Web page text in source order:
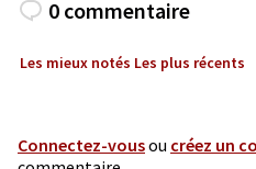
0 commentaire
Les mieux notés Les plus récents
Connectez-vousou créez un